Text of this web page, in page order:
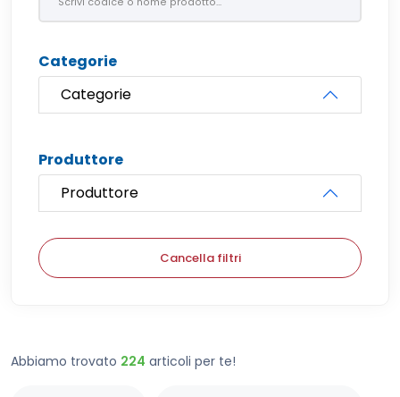
Categorie
Categorie
Produttore
Produttore
Cancella filtri
Abbiamo trovato 224 articoli per te!